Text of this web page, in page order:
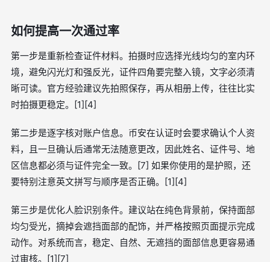
如何提高一次通过率
第一步是重新检查证件材料。拍摄时应选择光线均匀的室内环
境，避免闪光灯和强反光，证件四角要完整入镜，文字必须清
晰可读。官方经验建议先拍照保存，再从相册上传，往往比实
时拍摄更稳定。[1][4]
第二步是逐字核对账户信息。币安在认证时会要求确认个人资
料，且一旦确认后通常无法随意更改，因此姓名、证件号、地
区信息都必须与证件完全一致。[7] 如果你使用的是护照，还
要特别注意英文拼写与顺序是否正确。[1][4]
第三步是优化人脸识别条件。建议站在纯色背景前，保持面部
均匀受光，摘掉会遮挡面部的配饰，并严格按照页面提示完成
动作。对系统而言，稳定、自然、无遮挡的面部信息更容易通
过审核。[1][7]